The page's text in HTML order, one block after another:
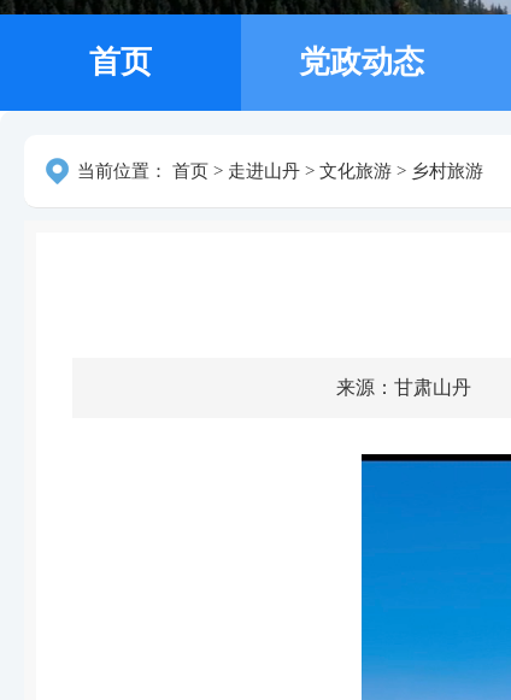
首页 党政动态
当前位置： 首页 > 走进山丹 > 文化旅游 > 乡村旅游
来源：甘肃山丹